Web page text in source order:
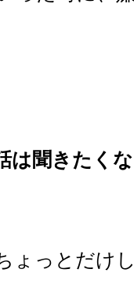
は聞きたく
ょっとだけ